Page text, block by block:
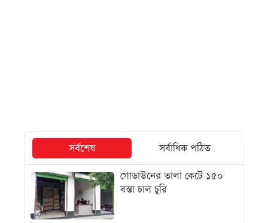
সর্বশেষ
সর্বাধিক পঠিত
গোডাউনের তালা কেটে ১৫০
বস্তা চাল চুরি